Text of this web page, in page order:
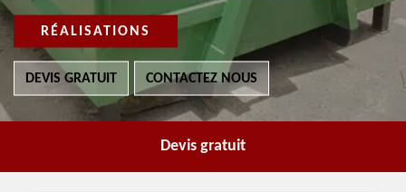
RÉALISATIONS
DEVIS GRATUIT CONTACTEZ NOUS
Devis gratuit